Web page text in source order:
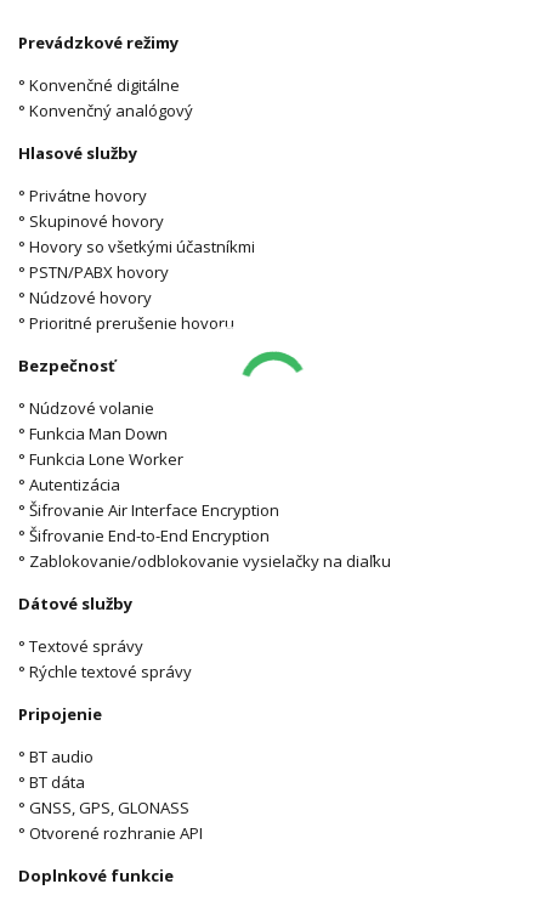
Prevádzkové režimy
° Konvenčné digitálne
° Konvenčný analógový
Hlasové služby
° Privátne hovory
° Skupinové hovory
° Hovory so všetkými účastníkmi
° PSTN/PABX hovory
° Núdzové hovory
° Prioritné prerušenie hovoru
Bezpečnosť
° Núdzové volanie
° Funkcia Man Down
° Funkcia Lone Worker
° Autentizácia
° Šifrovanie Air Interface Encryption
° Šifrovanie End-to-End Encryption
° Zablokovanie/odblokovanie vysielačky na diaľku
Dátové služby
° Textové správy
° Rýchle textové správy
Pripojenie
° BT audio
° BT dáta
° GNSS, GPS, GLONASS
° Otvorené rozhranie API
Doplnkové funkcie